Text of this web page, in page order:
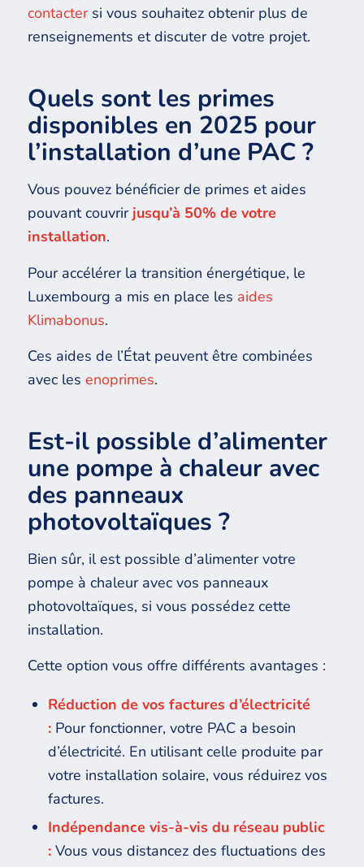
contactersi vous souhaitez obtenir plus de
renseignements et discuter de votre projet.
Quels sont les primes
disponibles en 2025 pour
l’installation d’une PAC ?
Vous pouvez bénéficier de primes et aides
pouvant couvrir jusqu’à 50% de votre
installation.
Pour accélérer la transition énergétique, le
Luxembourg a mis en place les aides
Klimabonus.
Ces aides de l’État peuvent être combinées
avec les enoprimes.
Est-il possible d’alimenter
une pompe à chaleur avec
des panneaux
photovoltaïques ?
Bien sûr, il est possible d’alimenter votre
pompe à chaleur avec vos panneaux
photovoltaïques, si vous possédez cette
installation.
Cette option vous offre différents avantages :
Réduction de vos factures d’électricité
:Pour fonctionner, votre PAC a besoin
d’électricité. En utilisant celle produite par
votre installation solaire, vous réduirez vos
factures.
Indépendance vis-à-vis du réseau public
:Vous vous distancez des fluctuations des